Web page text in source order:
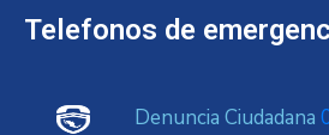
Telefonos de
Denuncia Ciudadana